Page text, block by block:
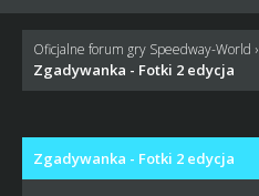
Oficjalne forum gry Speedway-World ›
Zgadywanka - Fotki 2 edycja
Zgadywanka - Fotki 2 edycja